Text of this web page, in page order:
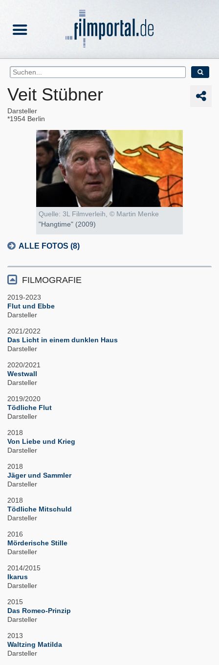
Veit Stübner
Darsteller
1954 Berlin
Quelle: 3L Filmverleih, © Martin Menke
"Hangtime" (2009)
ALLE FOTOS (8)
FILMOGRAFIE
2019-2023
Flut und Ebbe
Darsteller
2021/2022
Das Licht in einem dunklen Haus
Darsteller
2020/2021
Westwall
Darsteller
2019/2020
Tödliche Flut
Darsteller
2018
Von Liebe und Krieg
Darsteller
2018
Jäger und Sammler
Darsteller
2018
Tödliche Mitschuld
Darsteller
2016
Mörderische Stille
Darsteller
2014/2015
Ikarus
Darsteller
2015
Das Romeo-Prinzip
Darsteller
2013
Waltzing Matilda
Darsteller